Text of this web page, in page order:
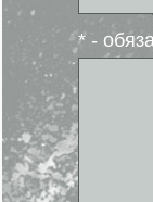
* -